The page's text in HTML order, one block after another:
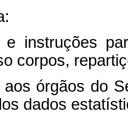
e instruções
corpos,
aos órgãos do
dados